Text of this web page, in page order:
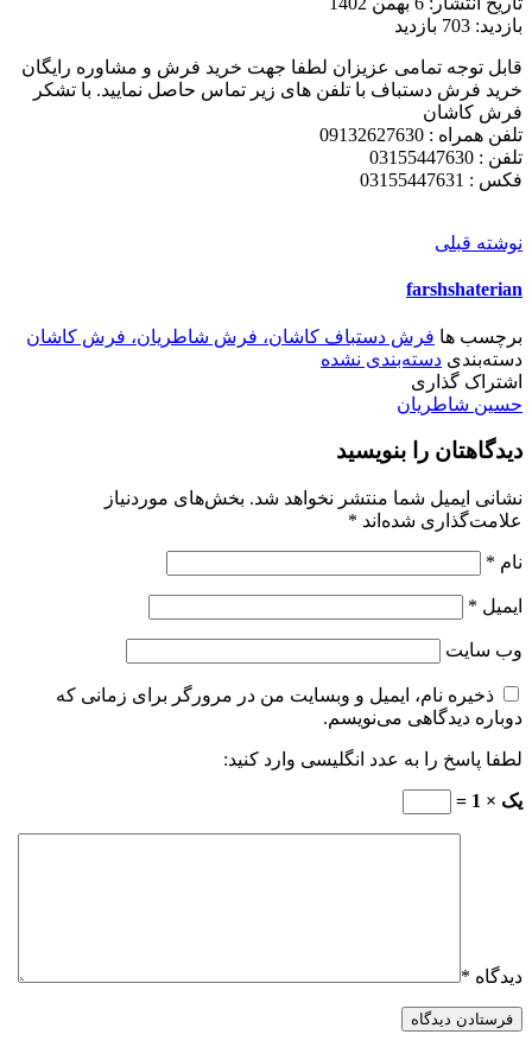
بازدید: 703 بازدید
قابل توجه تمامی عزیزان لطفا جهت خرید فرش و مشاوره رایگان
خرید فرش دستباف با تلفن های زیر تماس حاصل نمایید. با تشکر
فرش کاشان
تلفن همراه : 09132627630
تلفن : 03155447630
فکس : 03155447631
نوشته قبلی
farshshaterian
برچسب ها فرش دستباف کاشان، فرش شاطریان، فرش کاشان
دسته‌بندی دسته‌بندی نشده
اشتراک گذاری
حسین شاطریان
دیدگاهتان را بنویسید
نشانی ایمیل شما منتشر نخواهد شد. بخش‌های موردنیاز
علامت‌گذاری شده‌اند *
نام *
ایمیل *
وب‌ سایت
ذخیره نام، ایمیل و وبسایت من در مرورگر برای زمانی که
دوباره دیدگاهی می‌نویسم.
لطفا پاسخ را به عدد انگلیسی وارد کنید:
یک × 1 =
دیدگاه *